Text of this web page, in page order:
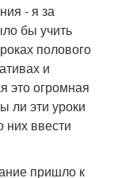
- я за
бы учить
полового
и
это огромная
ли эти уроки
них ввести
пришло к